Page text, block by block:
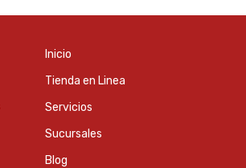
Inicio
Tienda en Linea
Servicios
Sucursales
Blog